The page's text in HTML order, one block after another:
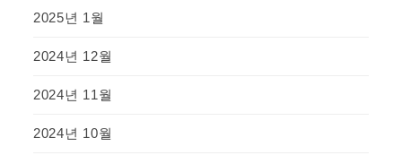
2025년 1월
2024년 12월
2024년 11월
2024년 10월